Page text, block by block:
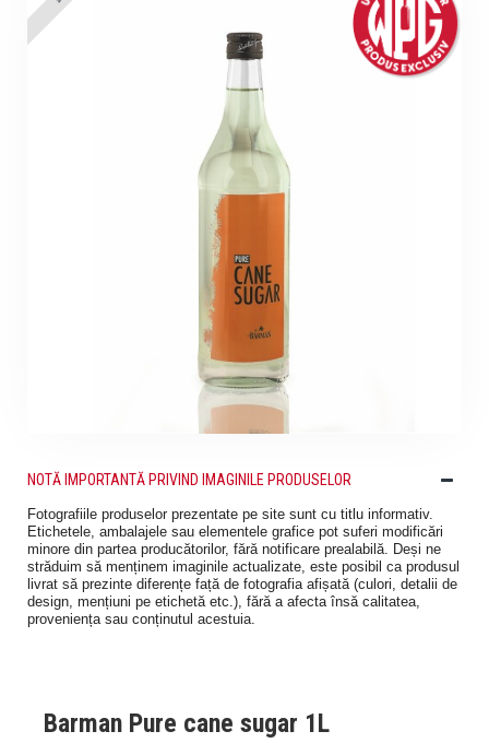
NOTĂ IMPORTANTĂ PRIVIND IMAGINILE PRODUSELOR
Fotografiile produselor prezentate pe site sunt cu titlu informativ.
Etichetele, ambalajele sau elementele grafice pot suferi modificări
minore din partea producătorilor, fără notificare prealabilă. Deși ne
străduim să menținem imaginile actualizate, este posibil ca produsul
livrat să prezinte diferențe față de fotografia afișată (culori, detalii de
design, mențiuni pe etichetă etc.), fără a afecta însă calitatea,
proveniența sau conținutul acestuia.
Barman Pure cane sugar 1L